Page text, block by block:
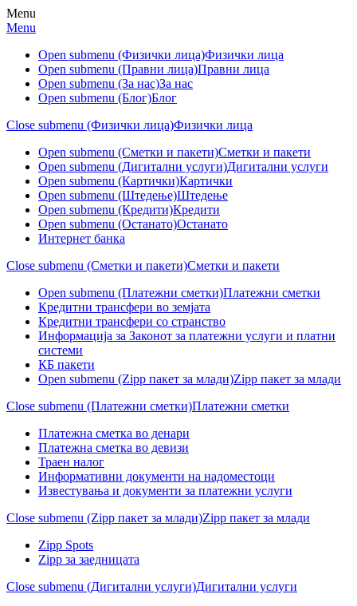
Menu
Menu
Open submenu (Физички лица)Физички лица
Open submenu (Правни лица)Правни лица
Open submenu (За нас)За нас
Open submenu (Блог)Блог
Close submenu (Физички лица)Физички лица
Open submenu (Сметки и пакети)Сметки и пакети
Open submenu (Дигитални услуги)Дигитални услуги
Open submenu (Картички)Картички
Open submenu (Штедење)Штедење
Open submenu (Кредити)Кредити
Open submenu (Останато)Останато
Интернет банка
Close submenu (Сметки и пакети)Сметки и пакети
Open submenu (Платежни сметки)Платежни сметки
Кредитни трансфери во земјата
Кредитни трансфери со странство
Информација за Законот за платежни услуги и платни
системи
КБ пакети
Open submenu (Zipp пакет за млади)Zipp пакет за млади
Close submenu (Платежни сметки)Платежни сметки
Платежна сметка во денари
Платежна сметка во девизи
Траен налог
Информативни документи на надоместоци
Известувања и документи за платежни услуги
Close submenu (Zipp пакет за млади)Zipp пакет за млади
Zipp Spots
Zipp за заедницата
Close submenu (Дигитални услуги)Дигитални услуги